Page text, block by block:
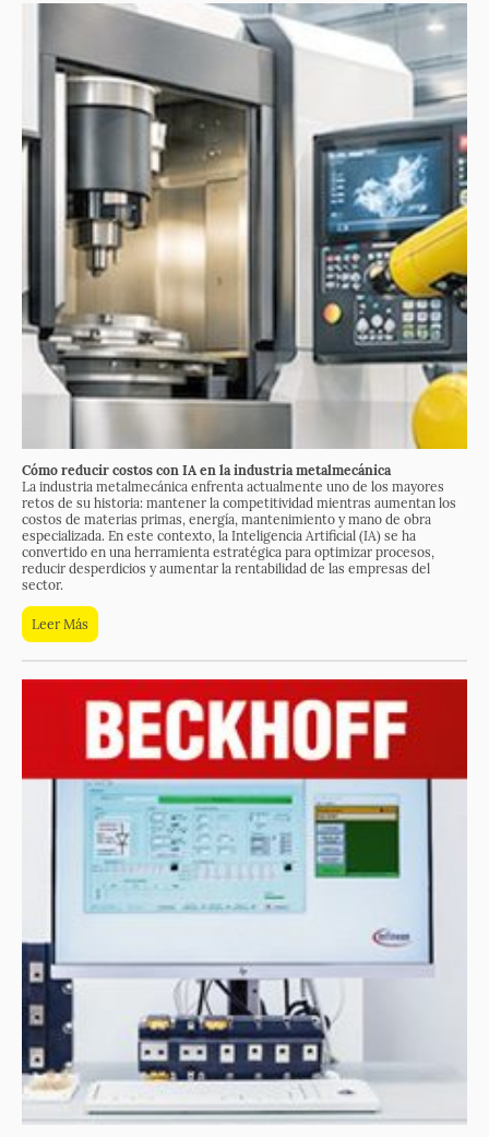
Cómo reducir costos con IA en la industria metalmecánica
La industria metalmecánica enfrenta actualmente uno de los mayores
retos de su historia: mantener la competitividad mientras aumentan los
costos de materias primas, energía, mantenimiento y mano de obra
especializada. En este contexto, la Inteligencia Artificial (IA) se ha
convertido en una herramienta estratégica para optimizar procesos,
reducir desperdicios y aumentar la rentabilidad de las empresas del
sector.
Leer Más